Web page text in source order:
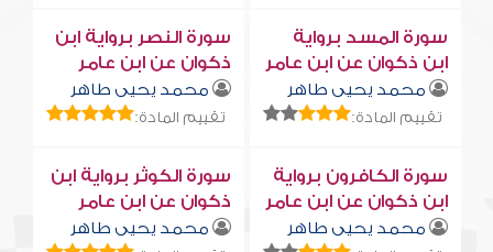
سورة المسد برواية
ابن ذكوان عن ابن عامر
محمد يحيى طاهر
تقييم المادة:
سورة النصر برواية ابن
ذكوان عن ابن عامر
محمد يحيى طاهر
تقييم المادة:
سورة الكافرون برواية
ابن ذكوان عن ابن عامر
محمد يحيى طاهر
سورة الكوثر برواية ابن
ذكوان عن ابن عامر
محمد يحيى طاهر